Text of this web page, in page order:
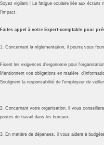
Soyez vigilant ! La fatigue oculaire liée aux écrans
l’impact.
Faites appel à votre Expert-comptable pour
1. Concernant la réglementation, il pourra vous
Fixent les exigences d'ergonomie pour
Mentionnent vos obligations en matière
Soulignent la responsabilité de l'employeur de
2. Concernant votre organisation, il vous
postes de travail dans les bureaux.
3. En matière de dépenses, il vous aidera à